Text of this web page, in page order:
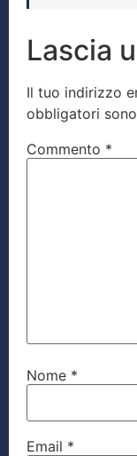
Lascia
Il tuo indirizzo
obbligatori
Commento *
Nome *
Email *